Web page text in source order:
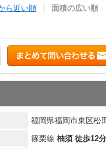
ら近い順 面積の広い順
福岡県福岡市東区松
篠栗線 柚須 徒歩12分